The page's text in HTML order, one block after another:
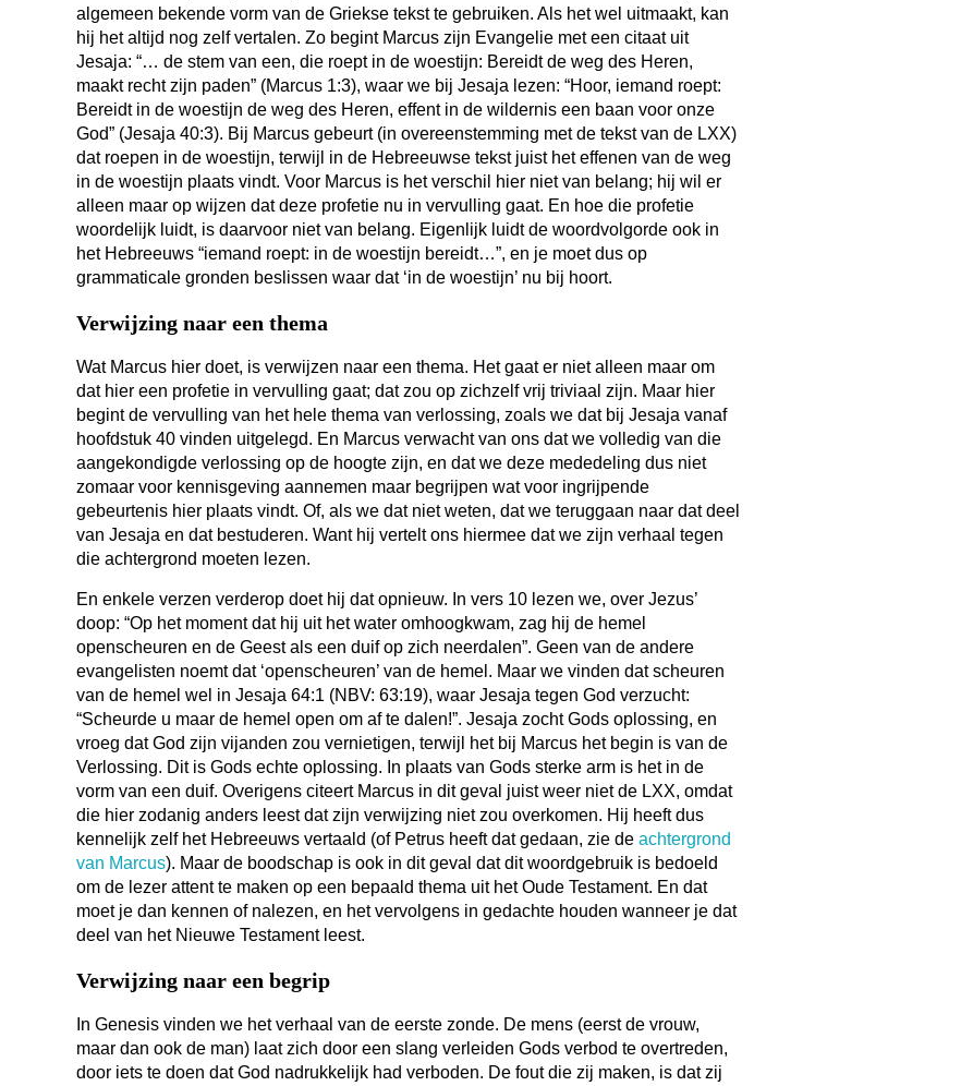
algemeen bekende vorm van de Griekse tekst te gebruiken. Als het wel uitmaakt, kan
hij het altijd nog zelf vertalen. Zo begint Marcus zijn Evangelie met een citaat uit
Jesaja: “… de stem van een, die roept in de woestijn: Bereidt de weg des Heren,
maakt recht zijn paden” (Marcus 1:3), waar we bij Jesaja lezen: “Hoor, iemand roept:
Bereidt in de woestijn de weg des Heren, effent in de wildernis een baan voor onze
God” (Jesaja 40:3). Bij Marcus gebeurt (in overeenstemming met de tekst van de LXX)
dat roepen in de woestijn, terwijl in de Hebreeuwse tekst juist het effenen van de weg
in de woestijn plaats vindt. Voor Marcus is het verschil hier niet van belang; hij wil er
alleen maar op wijzen dat deze profetie nu in vervulling gaat. En hoe die profetie
woordelijk luidt, is daarvoor niet van belang. Eigenlijk luidt de woordvolgorde ook in
het Hebreeuws “iemand roept: in de woestijn bereidt…”, en je moet dus op
grammaticale gronden beslissen waar dat ‘in de woestijn’ nu bij hoort.
Verwijzing naar een thema
Wat Marcus hier doet, is verwijzen naar een thema. Het gaat er niet alleen maar om
dat hier een profetie in vervulling gaat; dat zou op zichzelf vrij triviaal zijn. Maar hier
begint de vervulling van het hele thema van verlossing, zoals we dat bij Jesaja vanaf
hoofdstuk 40 vinden uitgelegd. En Marcus verwacht van ons dat we volledig van die
aangekondigde verlossing op de hoogte zijn, en dat we deze mededeling dus niet
zomaar voor kennisgeving aannemen maar begrijpen wat voor ingrijpende
gebeurtenis hier plaats vindt. Of, als we dat niet weten, dat we teruggaan naar dat deel
van Jesaja en dat bestuderen. Want hij vertelt ons hiermee dat we zijn verhaal tegen
die achtergrond moeten lezen.
En enkele verzen verderop doet hij dat opnieuw. In vers 10 lezen we, over Jezus’
doop: “Op het moment dat hij uit het water omhoogkwam, zag hij de hemel
openscheuren en de Geest als een duif op zich neerdalen”. Geen van de andere
evangelisten noemt dat ‘openscheuren’ van de hemel. Maar we vinden dat scheuren
van de hemel wel in Jesaja 64:1 (NBV: 63:19), waar Jesaja tegen God verzucht:
“Scheurde u maar de hemel open om af te dalen!”. Jesaja zocht Gods oplossing, en
vroeg dat God zijn vijanden zou vernietigen, terwijl het bij Marcus het begin is van de
Verlossing. Dit is Gods echte oplossing. In plaats van Gods sterke arm is het in de
vorm van een duif. Overigens citeert Marcus in dit geval juist weer niet de LXX, omdat
die hier zodanig anders leest dat zijn verwijzing niet zou overkomen. Hij heeft dus
kennelijk zelf het Hebreeuws vertaald (of Petrus heeft dat gedaan, zie de achtergrond
van Marcus). Maar de boodschap is ook in dit geval dat dit woordgebruik is bedoeld
om de lezer attent te maken op een bepaald thema uit het Oude Testament. En dat
moet je dan kennen of nalezen, en het vervolgens in gedachte houden wanneer je dat
deel van het Nieuwe Testament leest.
Verwijzing naar een begrip
In Genesis vinden we het verhaal van de eerste zonde. De mens (eerst de vrouw,
maar dan ook de man) laat zich door een slang verleiden Gods verbod te overtreden,
door iets te doen dat God nadrukkelijk had verboden. De fout die zij maken, is dat zij